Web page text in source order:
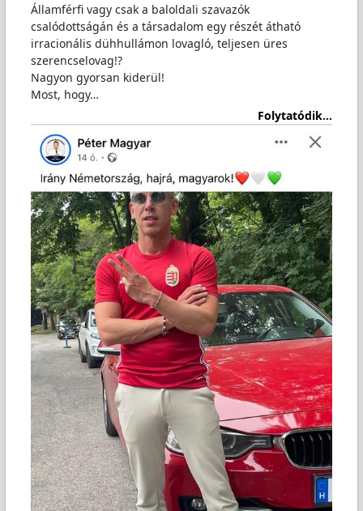
Államférfi vagy csak a baloldali szavazók
csalódottságán és a társadalom egy részét átható
irracionális dühhullámon lovagló, teljesen üres
szerencselovag!?
Nagyon gyorsan kiderül!
Most, hogy…
Folytatódik...